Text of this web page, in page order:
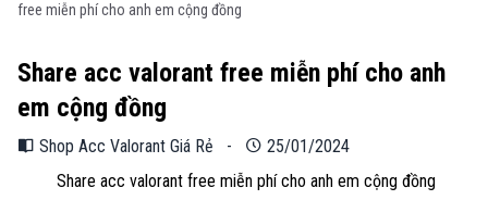
free miễn phí cho anh em cộng đồng
Share acc valorant free miễn phí cho anh
em cộng đồng
Shop Acc Valorant Giá Rẻ -
25/01/2024
Share acc valorant free miễn phí cho anh em cộng đồng